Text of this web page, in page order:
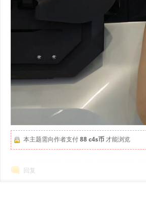
本主题需向作者支付88 c4s币才能浏览
回复